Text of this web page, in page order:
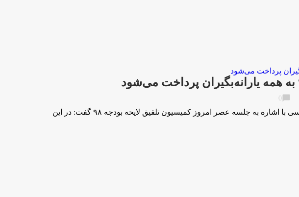
chat_bubble
0
عباس پاپی‌زاده در گفت‌وگو با خبرنگار گروه سیاسی با اشاره به جلسه عصر امروز کمیسیون تلفیق لایحه بودجه ۹۸ گفت: در این